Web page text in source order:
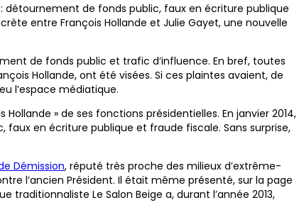
détournement de fonds public, faux en écriture publique
entre François Hollande et Julie Gayet, une nouvelle
de fonds public et trafic d’influence. En bref, toutes
Hollande, ont été visées. Si ces plaintes avaient, de
l’espace médiatique.
» de ses fonctions présidentielles. En janvier 2014,
en écriture publique et fraude fiscale. Sans surprise,
Démission, réputé très proche des milieux d’extrême-
l’ancien Président. Il était même présenté, sur la page
Le Salon Beige a, durant l’année 2013,